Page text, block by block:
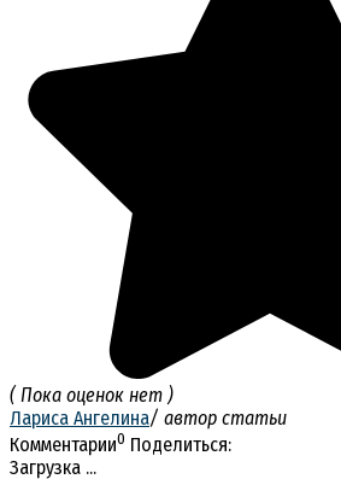
( Пока оценок нет )
Лариса Ангелина/ автор статьи
Комментарии0 Поделиться:
Загрузка ...